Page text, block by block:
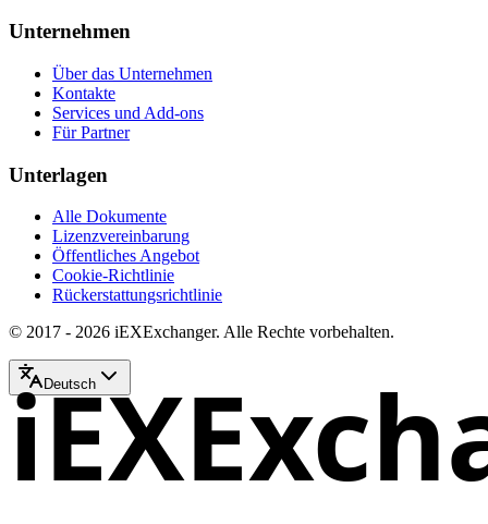
Unternehmen
Über das Unternehmen
Kontakte
Services und Add-ons
Für Partner
Unterlagen
Alle Dokumente
Lizenzvereinbarung
Öffentliches Angebot
Cookie-Richtlinie
Rückerstattungsrichtlinie
© 2017 - 2026 iEXExchanger. Alle Rechte vorbehalten.
Deutsch